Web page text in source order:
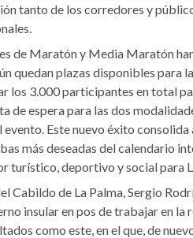
tanto de los corredores y
de Maratón y Media Maratón
quedan plazas disponibles para
los 3.000 participantes en total
de espera para las dos
Este nuevo éxito
más deseadas del calendario
turístico, deportivo y social para
Cabildo de La Palma, Sergio
insular en pos de trabajar en
como este, en el que, de